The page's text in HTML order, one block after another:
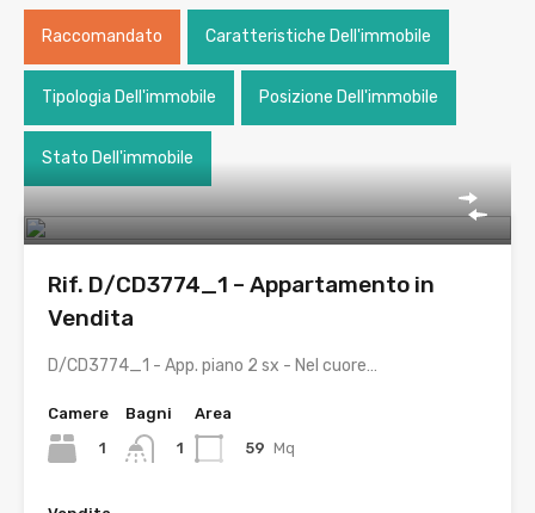
Raccomandato Caratteristiche Dell'immobile
Tipologia Dell'immobile Posizione Dell'immobile
Stato Dell'immobile
Rif. D/CD3774_1 – Appartamento in
Vendita
D/CD3774_1 - App. piano 2 sx - Nel cuore…
Camere
1
Bagni
1
Area
59 Mq